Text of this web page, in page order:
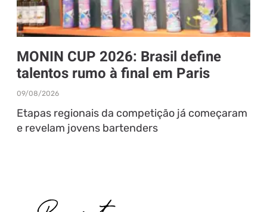
MONIN CUP 2026: Brasil define
talentos rumo à final em Paris
09/08/2026
Etapas regionais da competição já começaram
e revelam jovens bartenders